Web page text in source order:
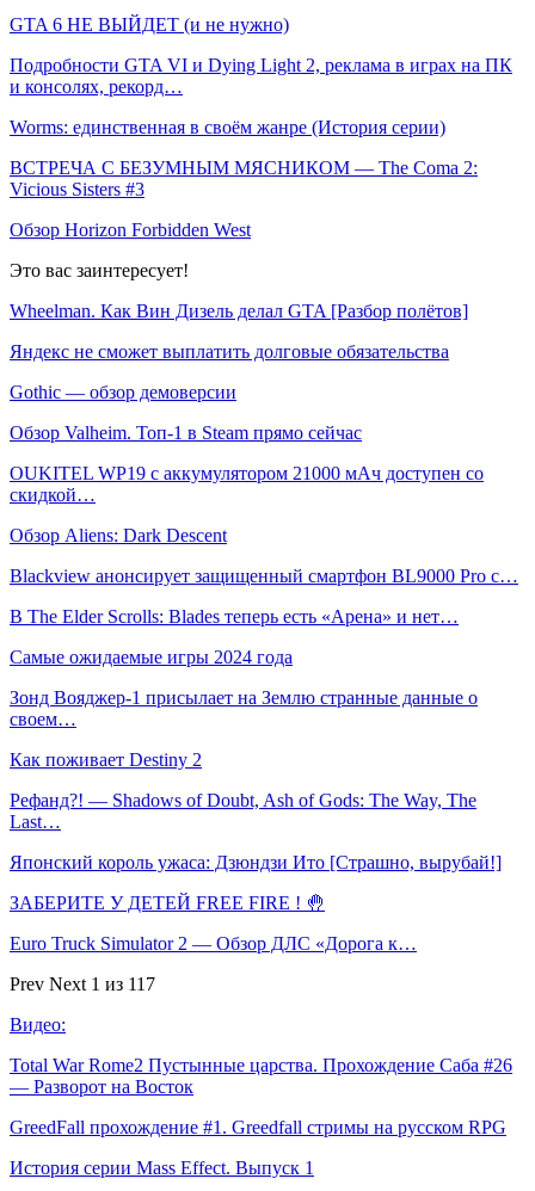
GTA 6 НЕ ВЫЙДЕТ (и не нужно)
Подробности GTA VI и Dying Light 2, реклама в играх на ПК
и консолях, рекорд…
Worms: единственная в своём жанре (История серии)
ВСТРЕЧА С БЕЗУМНЫМ МЯСНИКОМ — The Coma 2:
Vicious Sisters #3
Обзор Horizon Forbidden West
Это вас заинтересует!
Wheelman. Как Вин Дизель делал GTA [Разбор полётов]
Яндекс не сможет выплатить долговые обязательства
Gothic — обзор демоверсии
Обзор Valheim. Топ-1 в Steam прямо сейчас
OUKITEL WP19 с аккумулятором 21000 мАч доступен со
скидкой…
Обзор Aliens: Dark Descent
Blackview анонсирует защищенный смартфон BL9000 Pro с…
В The Elder Scrolls: Blades теперь есть «Арена» и нет…
Самые ожидаемые игры 2024 года
Зонд Вояджер-1 присылает на Землю странные данные о
своем…
Как поживает Destiny 2
Рефанд?! — Shadows of Doubt, Ash of Gods: The Way, The
Last…
Японский король ужаса: Дзюндзи Ито [Страшно, вырубай!]
ЗАБЕРИТЕ У ДЕТЕЙ FREE FIRE ! 🤚
Euro Truck Simulator 2 — Обзор ДЛС «Дорога к…
Prev Next 1 из 117
Видео:
Total War Rome2 Пустынные царства. Прохождение Саба #26
— Разворот на Восток
GreedFall прохождение #1. Greedfall стримы на русском RPG
История серии Mass Effect. Выпуск 1